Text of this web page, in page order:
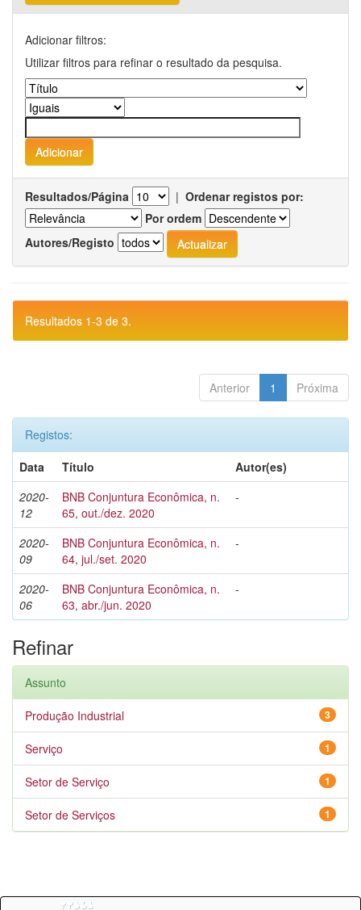
Adicionar filtros:
Utilizar filtros para refinar o resultado da pesquisa.
Resultados/Página | Ordenar registos por:
Por ordem
Autores/Registo
Resultados 1-3 de 3.
Anterior 1 Próxima
Registos:
Data
Título
Autor(es)
2020-
12
BNB Conjuntura Econômica, n.
65, out./dez. 2020
-
2020-
09
BNB Conjuntura Econômica, n.
64, jul./set. 2020
-
2020-
06
BNB Conjuntura Econômica, n.
63, abr./jun. 2020
-
Refinar
Assunto
3
Produção Industrial
1
Serviço
1
Setor de Serviço
1
Setor de Serviços